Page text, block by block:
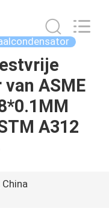
ASME
A312
China